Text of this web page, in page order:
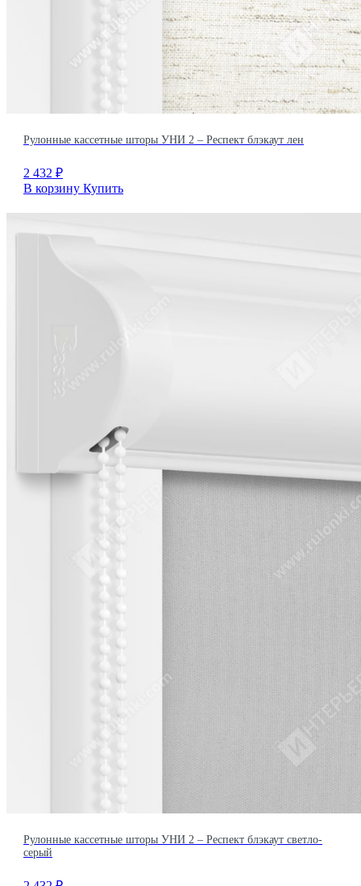
Рулонные кассетные шторы УНИ 2 – Респект блэкаут лен
2 432 ₽
В корзину Купить
Рулонные кассетные шторы УНИ 2 – Респект блэкаут светло-
серый